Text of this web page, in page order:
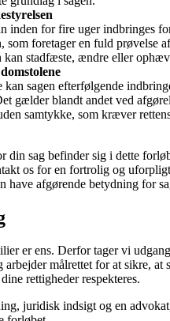
inden for fire uger indbringes
som foretager en fuld prøvelse
kan stadfæste, ændre eller
sagen efterfølgende
gælder blandt andet ved
samtykke, som kræver
din sag befinder sig i dette
os for en fortrolig og
have afgørende betydning for
er ens. Derfor tager vi
arbejder målrettet for at sikre, at
rettigheder respekteres.
juridisk indsigt og en